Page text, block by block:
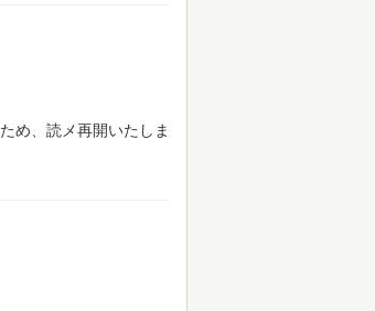
め、読メ再開いたしま